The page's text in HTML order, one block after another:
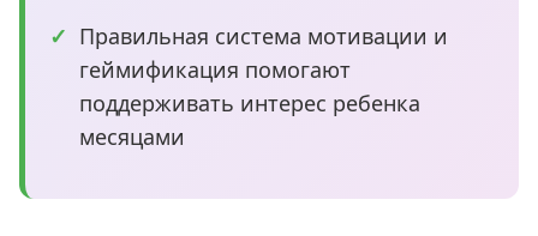
Правильная система мотивации и
геймификация помогают
поддерживать интерес ребенка
месяцами